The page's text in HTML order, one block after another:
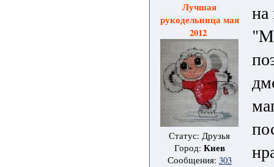
Лучшая
рукодельница мая
2012
Статус: Друзья
Город: Киев
Сообщения: 303